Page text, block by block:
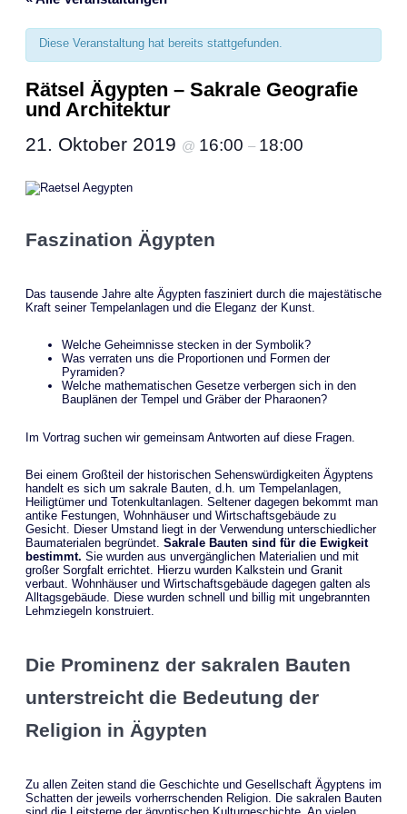
Diese Veranstaltung hat bereits stattgefunden.
Rätsel Ägypten – Sakrale Geografie
und Architektur
21. Oktober 2019 @ 16:00 – 18:00
Faszination Ägypten
Das tausende Jahre alte Ägypten fasziniert durch die majestätische
Kraft seiner Tempelanlagen und die Eleganz der Kunst.
Welche Geheimnisse stecken in der Symbolik?
Was verraten uns die Proportionen und Formen der
Pyramiden?
Welche mathematischen Gesetze verbergen sich in den
Bauplänen der Tempel und Gräber der Pharaonen?
Im Vortrag suchen wir gemeinsam Antworten auf diese Fragen.
Bei einem Großteil der historischen Sehenswürdigkeiten Ägyptens
handelt es sich um sakrale Bauten, d.h. um Tempelanlagen,
Heiligtümer und Totenkultanlagen. Seltener dagegen bekommt man
antike Festungen, Wohnhäuser und Wirtschaftsgebäude zu
Gesicht. Dieser Umstand liegt in der Verwendung unterschiedlicher
Baumaterialen begründet. Sakrale Bauten sind für die Ewigkeit
bestimmt. Sie wurden aus unvergänglichen Materialien und mit
großer Sorgfalt errichtet. Hierzu wurden Kalkstein und Granit
verbaut. Wohnhäuser und Wirtschaftsgebäude dagegen galten als
Alltagsgebäude. Diese wurden schnell und billig mit ungebrannten
Lehmziegeln konstruiert.
Die Prominenz der sakralen Bauten
unterstreicht die Bedeutung der
Religion in Ägypten
Zu allen Zeiten stand die Geschichte und Gesellschaft Ägyptens im
Schatten der jeweils vorherrschenden Religion. Die sakralen Bauten